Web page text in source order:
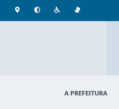
A PREFEITURA